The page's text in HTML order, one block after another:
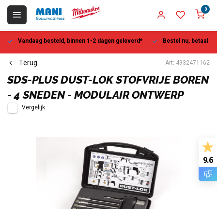
0
Vandaag besteld, binnen 1-2 dagen geleverd* Bestel nu, betaal
Terug Art: 4932471162
SDS-PLUS DUST-LOK STOFVRIJE BOREN
- 4 SNEDEN - MODULAIR ONTWERP
Vergelijk
9.6